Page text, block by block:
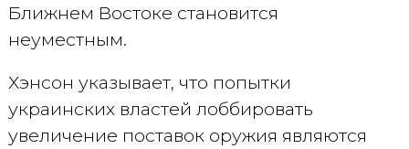
Ближнем Востоке становится
неуместным.
Хэнсон указывает, что попытки
украинских властей лоббировать
увеличение поставок оружия являются